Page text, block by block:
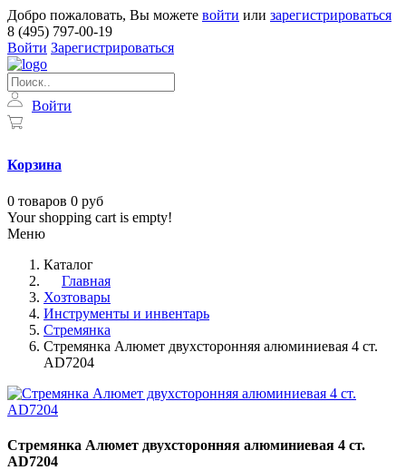
Добро пожаловать, Вы можете войти или зарегистрироваться
8 (495) 797-00-19
Войти Зарегистрироваться
Войти
Корзина
0 товаров 0 руб
Your shopping cart is empty!
Меню
Каталог
Главная
Хозтовары
Инструменты и инвентарь
Стремянка
Стремянка Алюмет двухсторонняя алюминиевая 4 ст.
AD7204
Стремянка Алюмет двухсторонняя алюминиевая 4 ст.
AD7204